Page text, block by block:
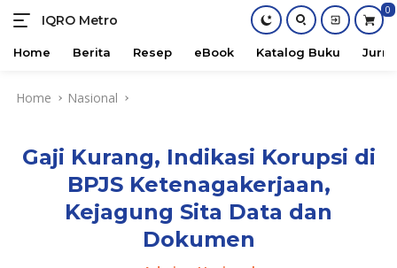
IQRO Metro
Lets
Bright
0
Home Berita Resep eBook Katalog Buku
Home Nasional
Gaji Kurang, Indikasi Korupsi di
BPJS Ketenagakerjaan,
Kejagung Sita Data dan
Dokumen